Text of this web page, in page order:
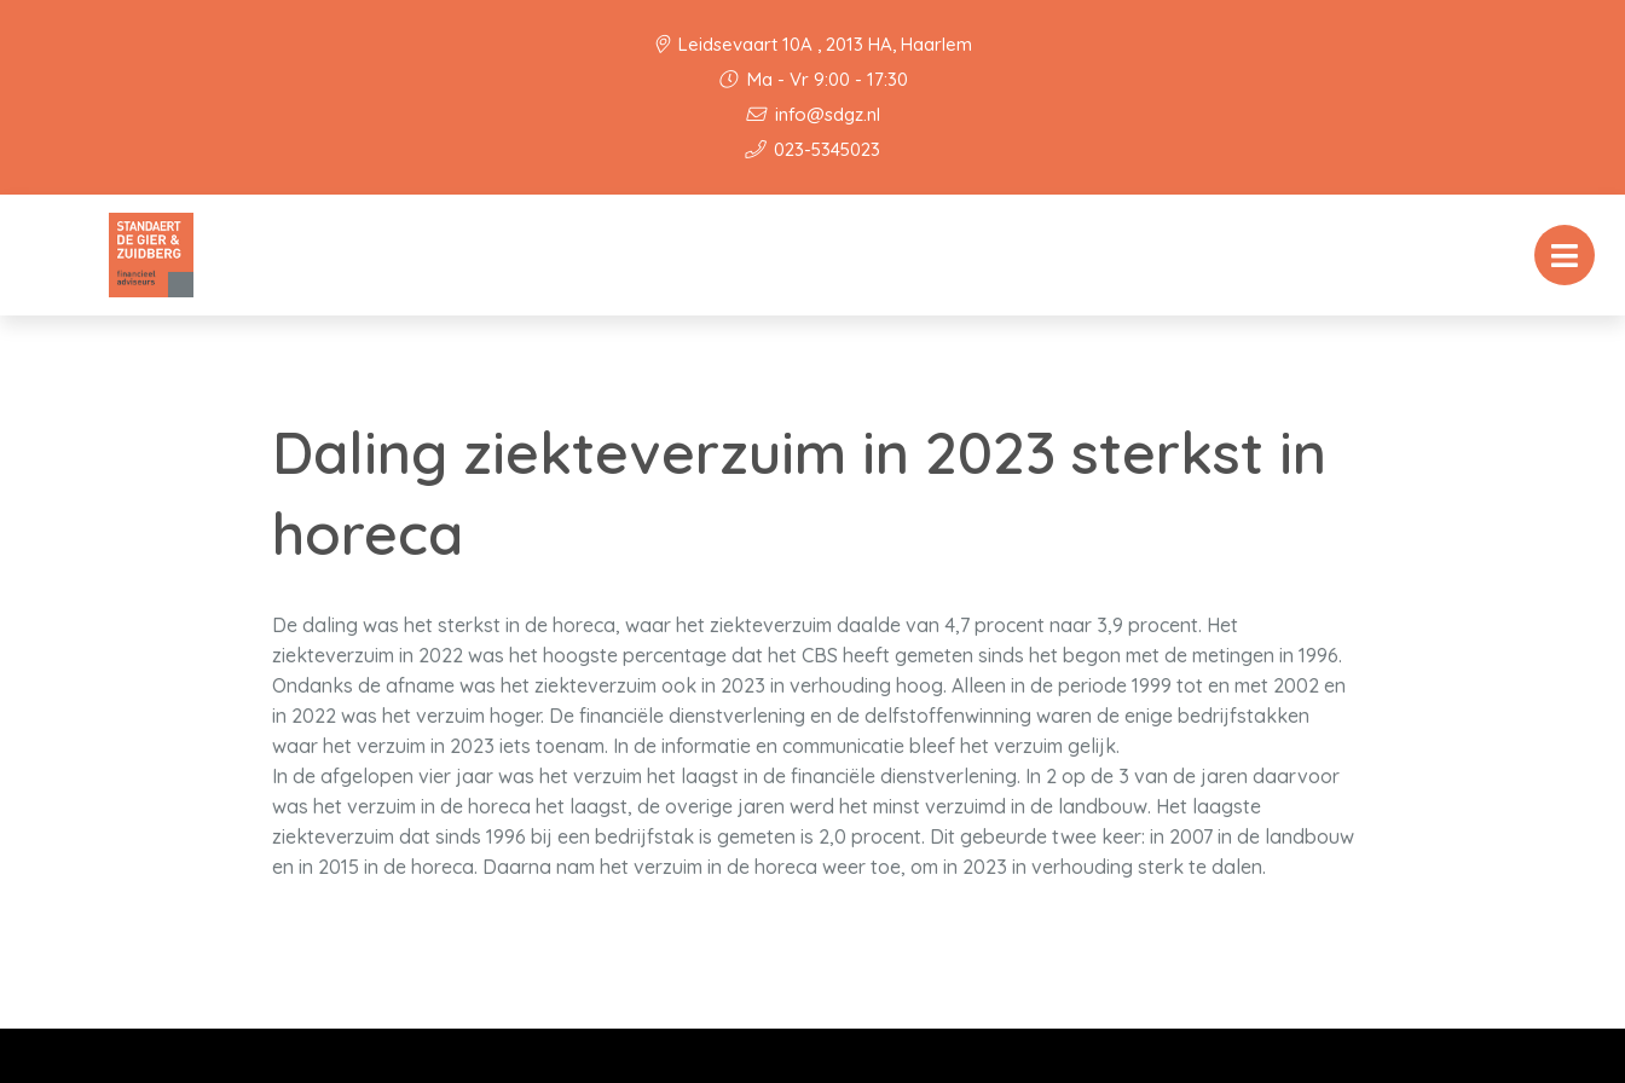
Leidsevaart 10A , 2013 HA, Haarlem
Ma - Vr 9:00 - 17:30
info@sdgz.nl
023-5345023
Daling ziekteverzuim in 2023 sterkst in
horeca
De daling was het sterkst in de horeca, waar het ziekteverzuim daalde van 4,7 procent naar 3,9 procent. Het
ziekteverzuim in 2022 was het hoogste percentage dat het CBS heeft gemeten sinds het begon met de metingen in 1996.
Ondanks de afname was het ziekteverzuim ook in 2023 in verhouding hoog. Alleen in de periode 1999 tot en met 2002 en
in 2022 was het verzuim hoger. De financiële dienstverlening en de delfstoffenwinning waren de enige bedrijfstakken
waar het verzuim in 2023 iets toenam. In de informatie en communicatie bleef het verzuim gelijk.
In de afgelopen vier jaar was het verzuim het laagst in de financiële dienstverlening. In 2 op de 3 van de jaren daarvoor
was het verzuim in de horeca het laagst, de overige jaren werd het minst verzuimd in de landbouw. Het laagste
ziekteverzuim dat sinds 1996 bij een bedrijfstak is gemeten is 2,0 procent. Dit gebeurde twee keer: in 2007 in de landbouw
en in 2015 in de horeca. Daarna nam het verzuim in de horeca weer toe, om in 2023 in verhouding sterk te dalen.